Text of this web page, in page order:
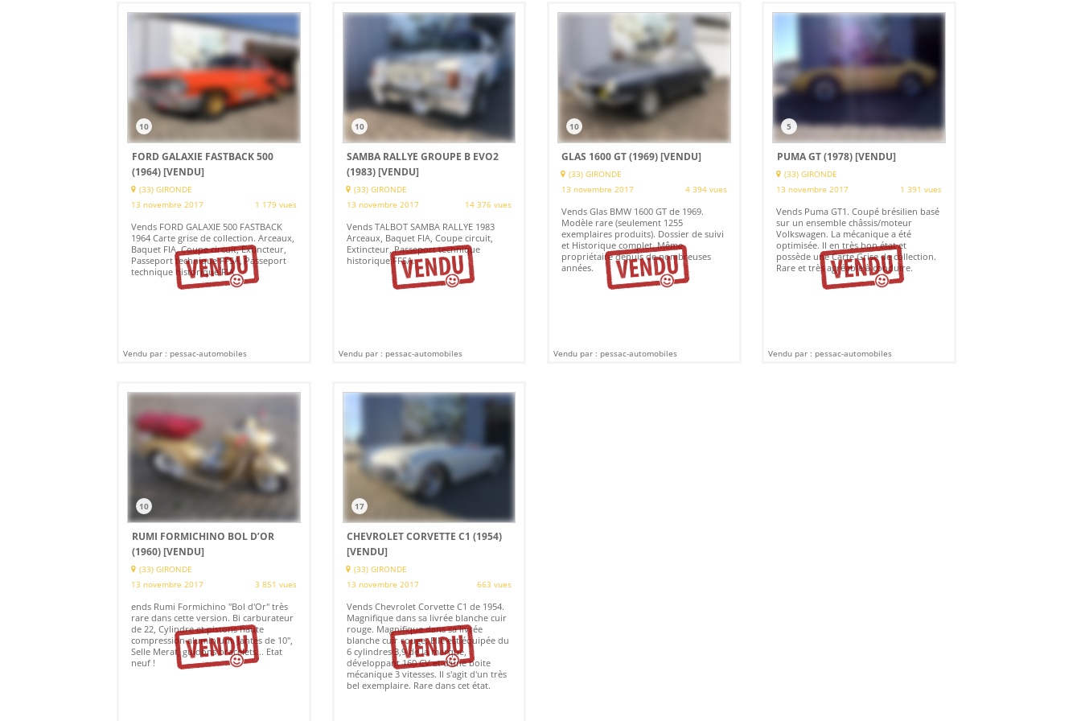
10
FORD GALAXIE FASTBACK 500
(1964)[VENDU]
(33) GIRONDE
13 novembre 2017
1 179 vues
Vends FORD GALAXIE 500 FASTBACK
1964 Carte grise de collection. Arceaux,
Baquet FIA, Coupe circuit, Extincteur,
Passeport technique FFSA, Passeport
technique historique FIA.
Vendu par : pessac-automobiles
10
SAMBA RALLYE GROUPE B EVO2
(1983)[VENDU]
(33) GIRONDE
13 novembre 2017
14 376 vues
Vends TALBOT SAMBA RALLYE 1983
Arceaux, Baquet FIA, Coupe circuit,
Extincteur, Passeport technique
historique FFSA.
Vendu par : pessac-automobiles
10
GLAS 1600 GT (1969)[VENDU]
(33) GIRONDE
13 novembre 2017
4 394 vues
Vends Glas BMW 1600 GT de 1969.
Modèle rare (seulement 1255
exemplaires produits). Dossier de suivi
et Historique complet. Même
propriétaire depuis de nombreuses
années.
Vendu par : pessac-automobiles
5
PUMA GT (1978)[VENDU]
(33) GIRONDE
13 novembre 2017
1 391 vues
Vends Puma GT1. Coupé brésilien basé
sur un ensemble châssis/moteur
Volkswagen. La mécanique a été
optimisée. Il en très bon état et
possède une Carte Grise de collection.
Rare et très agréable à conduire.
Vendu par : pessac-automobiles
10
RUMI FORMICHINO BOL D’OR
(1960)[VENDU]
(33) GIRONDE
13 novembre 2017
3 851 vues
ends Rumi Formichino "Bol d'Or" très
rare dans cette version. Bi carburateur
de 22, Cylindre et pistons haute
compression aluminium. Jantes de 10",
Selle Merat, guidons bracelets... Etat
neuf !
17
CHEVROLET CORVETTE C1 (1954)
[VENDU]
(33) GIRONDE
13 novembre 2017
663 vues
Vends Chevrolet Corvette C1 de 1954.
Magnifique dans sa livrée blanche cuir
rouge. Magnifique dans sa livrée
blanche cuir rouge. Elle est équipée du
6 cylindres 3,9 de la marque,
développant 160 CV et d'une boite
mécanique 3 vitesses. Il s'agit d'un très
bel exemplaire. Rare dans cet état.